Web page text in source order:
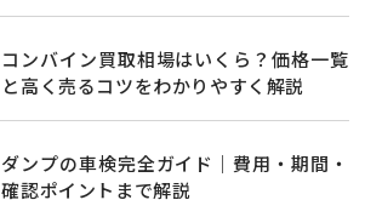
コンバイン買取相場はいくら？価格一覧
と高く売るコツをわかりやすく解説
ダンプの車検完全ガイド｜費用・期間・
確認ポイントまで解説